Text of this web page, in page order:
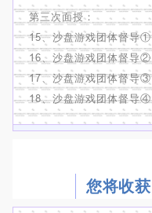
第三次面授：
15、沙盘游戏团体督导①
16、沙盘游戏团体督导②
17、沙盘游戏团体督导③
18、沙盘游戏团体督导④
您将收获